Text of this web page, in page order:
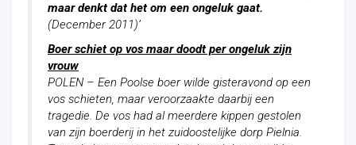
maar denkt dat het om een ongeluk gaat.
(December 2011)’
Boer schiet op vos maar doodt per ongeluk zijn
vrouw
POLEN – Een Poolse boer wilde gisteravond op een
vos schieten, maar veroorzaakte daarbij een
tragedie. De vos had al meerdere kippen gestolen
van zijn boerderij in het zuidoostelijke dorp Pielnia.